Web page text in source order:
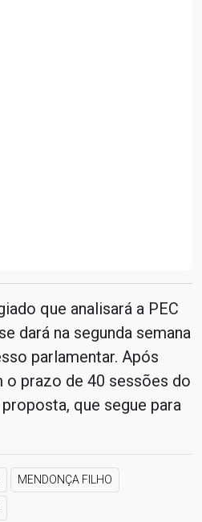
que analisará a PEC
dará na segunda semana
parlamentar. Após
o prazo de 40 sessões do
que segue para
MENDONÇA FILHO